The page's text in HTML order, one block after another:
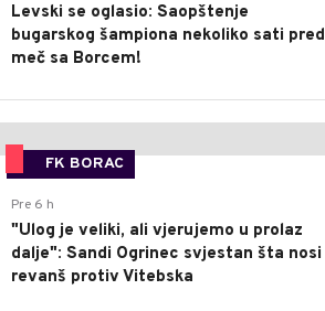
Levski se oglasio: Saopštenje
bugarskog šampiona nekoliko sati pred
meč sa Borcem!
FK BORAC
Pre 6 h
"Ulog je veliki, ali vjerujemo u prolaz
dalje": Sandi Ogrinec svjestan šta nosi
revanš protiv Vitebska